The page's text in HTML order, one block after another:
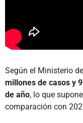
Según el Ministerio
millones de casos y
de año, lo que
comparación con